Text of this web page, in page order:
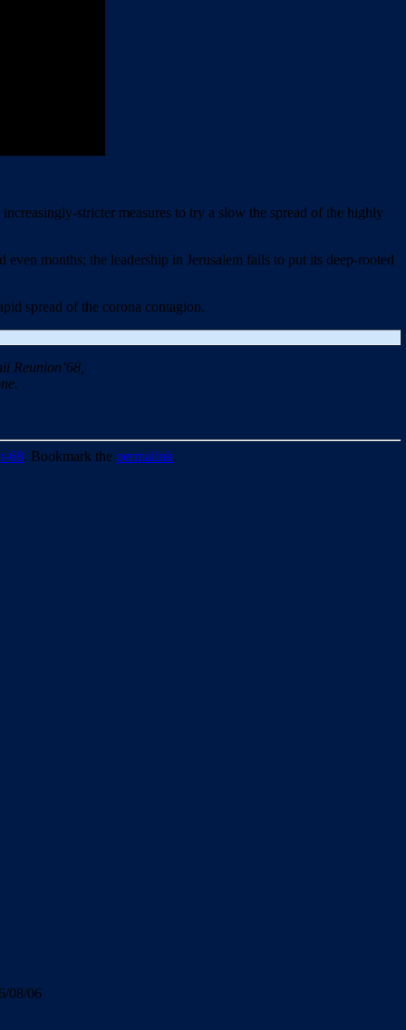
stricter measures to try a slow the spread of the highly
months; the leadership in Jerusalem fails to put its deep-rooted
spread of the corona contagion.
Reunion’68,
68. Bookmark the permalink.
08/06